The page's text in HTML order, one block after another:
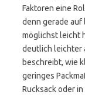
Faktoren eine
denn gerade
möglichst leicht
deutlich leichter
beschreibt, wie
geringes
Rucksack oder